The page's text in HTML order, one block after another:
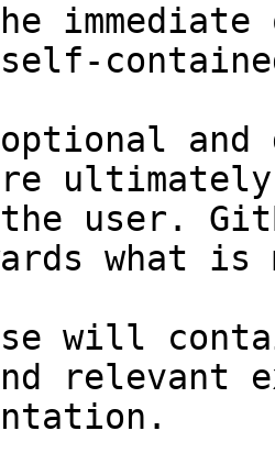
and
user.
what
will
relevant